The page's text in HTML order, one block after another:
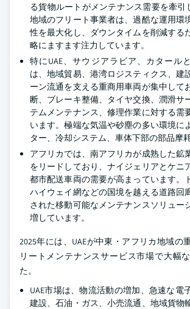
る貨物ルートがメンテナンス需要を牽引
地域のフリート事業者は、過酷な運用環
性を最大化し、ダウンタイムを削減する
略にますます注力しています。
特にUAE、サウジアラビア、カタール
は、地域貿易、港湾ロジスティクス、建
ーン流通を支える重商用車両が集中して
断、ブレーキ整備、タイヤ交換、潤滑サ
テムメンテナンス、修理作業に対する需
います。極端な気温や砂塵の多い環境に
ター、冷却システム、車体下部の部品摩
アフリカでは、南アフリカが成熟した鉱
をリードしており、ナイジェリアとケニ
都市配送車両の需要が高まっています。
ハイウェイ網などの国境を越える道路回
された移動可能なメンテナンスソリュー
増しています。
2025年には、UAEが中東・アフリカ地域の
リートメンテナンスサービス市場で大幅
た。
UAE市場は、物流活動の増加、急速な電
建設、石油・ガス、小売流通、地域貨物